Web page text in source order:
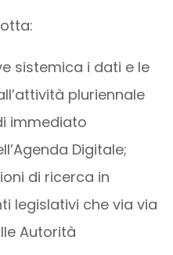
sistemica i dati e le
pluriennale
immediato
Digitale;
di ricerca in
legislativi che via via
Autorità